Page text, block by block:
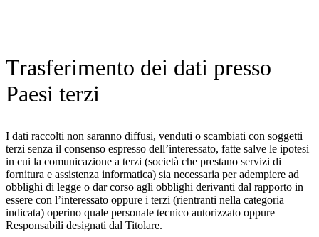
Trasferimento dei dati presso
Paesi terzi
I dati raccolti non saranno diffusi, venduti o scambiati con soggetti
terzi senza il consenso espresso dell’interessato, fatte salve le ipotesi
in cui la comunicazione a terzi (società che prestano servizi di
fornitura e assistenza informatica) sia necessaria per adempiere ad
obblighi di legge o dar corso agli obblighi derivanti dal rapporto in
essere con l’interessato oppure i terzi (rientranti nella categoria
indicata) operino quale personale tecnico autorizzato oppure
Responsabili designati dal Titolare.